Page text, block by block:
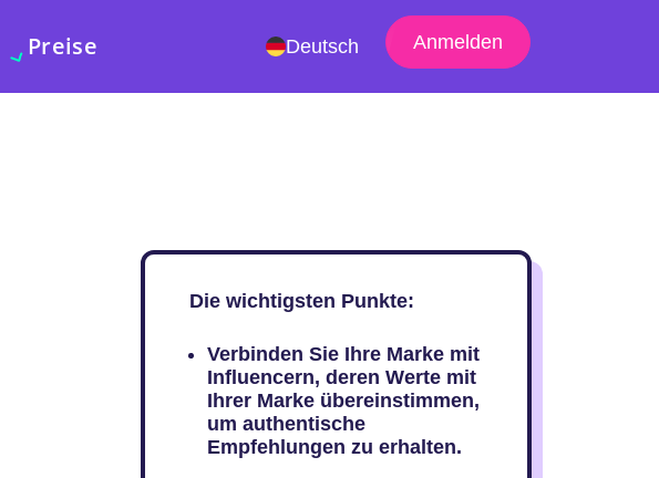
Preise Deutsch Anmelden
Die wichtigsten Punkte:
Verbinden Sie Ihre Marke mit
Influencern, deren Werte mit
Ihrer Marke übereinstimmen,
um authentische
Empfehlungen zu erhalten.